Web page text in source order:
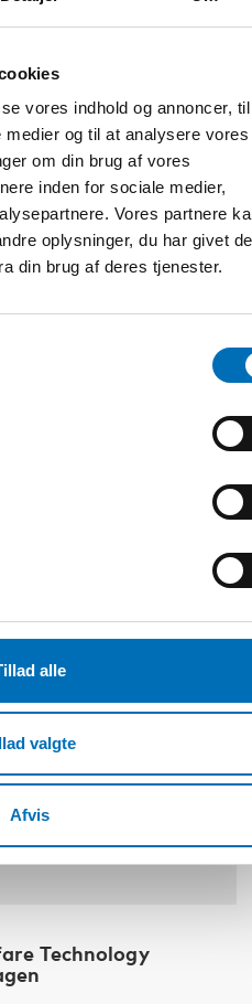
vores indhold og annoncer,
og til at analysere vores
om din brug af vores
inden for sociale medier,
Vores partnere
oplysninger, du har givet
din brug af deres tjenester.
alle
valgte
Afvis
Technology